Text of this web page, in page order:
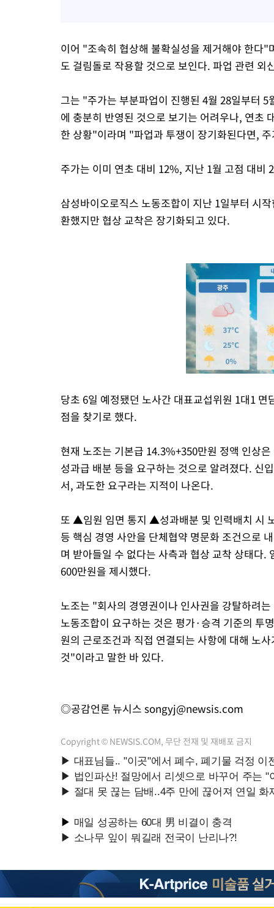
이어 "조속히 협상해 불확실성을 제거해야 한다
도 걸림돌로 작용할 것으로 보인다. 파업 관련
그는 "주가는 부분파업이 진행된 4월 28일부터
에 충분히 반영된 것으로 보기는 어려우나, 연초
한 상황"이라며 "파업과 투쟁이 장기화된다면,
주가는 이미 연초 대비 12%, 지난 1월 고점 대비
삼성바이오로직스 노동조합이 지난 1일부터 시
환했지만 협상 교착은 장기화되고 있다.
당초 6일 예정됐던 노사간 대표교섭위원 1대1
점을 찾기로 했다.
현재 노조는 기본급 14.3%+350만원 정액 인상
성과급 배분 등을 요구하는 것으로 알려졌다. 신
서, 과도한 요구라는 지적이 나온다.
또 ▲임원 임면 통지 ▲성과배분 및 인력배치 시
등 핵심 경영 사안을 단체협약 명문화 조건으로
며 받아들일 수 없다는 사측과 협상 교착 상태다
600만원을 제시했다.
노조는 "회사의 경영권이나 인사권을 강탈하려
노동조합이 요구하는 것은 평가·승격 기준의 투
원의 근로조건과 직접 연결되는 사항에 대해 노
것"이라고 말한 바 있다.
◎공감언론 뉴시스 songyj@newsis.com
Copyright © NEWSIS.COM, 무단 전재 및 재배포 금지